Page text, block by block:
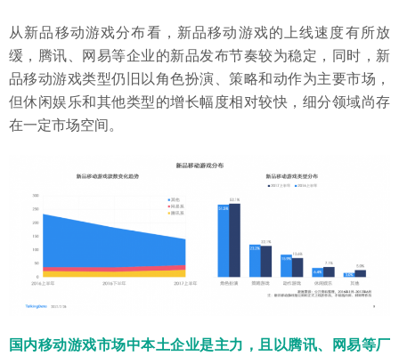
从新品移动游戏分布看，新品移动游戏的上线速度有所放
缓，腾讯、网易等企业的新品发布节奏较为稳定，同时，新
品移动游戏类型仍旧以角色扮演、策略和动作为主要市场，
但休闲娱乐和其他类型的增长幅度相对较快，细分领域尚存
在一定市场空间。
国内移动游戏市场中本土企业是主力，且以腾讯、网易等厂